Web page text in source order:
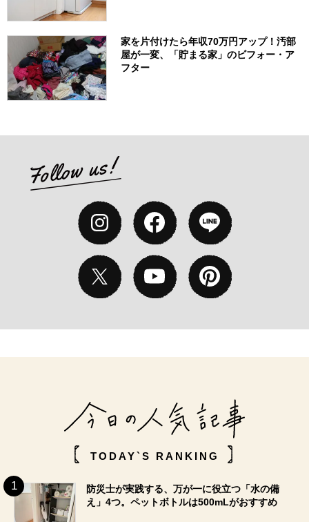
家を片付けたら年収70万円アップ！汚部
屋が一変、「貯まる家」のビフォー・ア
フター
TODAY`S RANKING
防災士が実践する、万が一に役立つ「水の備
え」4つ。ペットボトルは500mLがおすすめ